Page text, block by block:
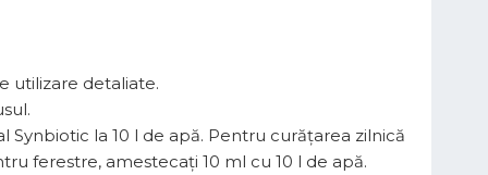
utilizare detaliate.
Synbiotic la 10 l de apă. Pentru curățarea zilnică
ferestre, amestecați 10 ml cu 10 l de apă.